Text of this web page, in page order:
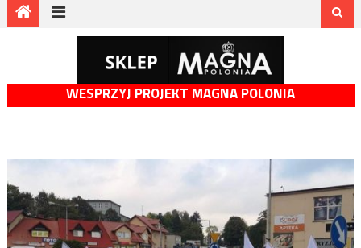
WESPRZYJ PROJEKT MAGNA POLONIA